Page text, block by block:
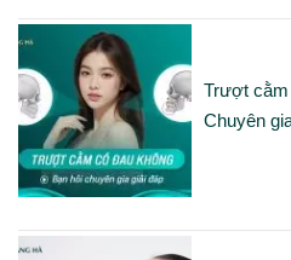
Trượt cằm
Chuyên